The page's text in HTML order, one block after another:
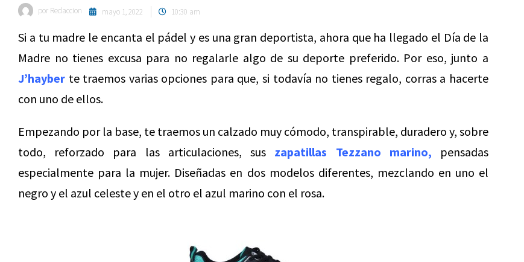
por Redaccion mayo 1, 2022 10:30 am
Si a tu madre le encanta el pádel y es una gran deportista, ahora que ha llegado el Día de la
Madre no tienes excusa para no regalarle algo de su deporte preferido. Por eso, junto a
J’hayber te traemos varias opciones para que, si todavía no tienes regalo, corras a hacerte
con uno de ellos.
Empezando por la base, te traemos un calzado muy cómodo, transpirable, duradero y, sobre
todo, reforzado para las articulaciones, sus zapatillas Tezzano marino, pensadas
especialmente para la mujer. Diseñadas en dos modelos diferentes, mezclando en uno el
negro y el azul celeste y en el otro el azul marino con el rosa.